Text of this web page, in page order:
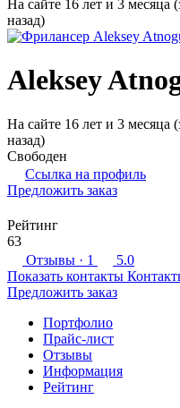
На сайте 16 лет и 3 месяца
назад)
Aleksey
На сайте 16 лет и 3 месяца
назад)
Свободен
Ссылка на профиль
Предложить заказ
Рейтинг
63
Отзывы · 1
5.0
Показать контакты
Предложить заказ
Портфолио
Прайс-лист
Отзывы
Информация
Рейтинг